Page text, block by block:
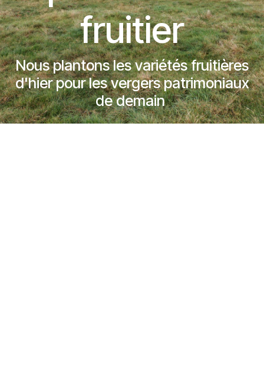
fruitier
Nous plantons les variétés fruitières
d'hier pour les vergers patrimoniaux
de demain